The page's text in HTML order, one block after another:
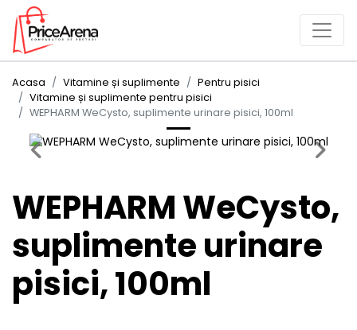
Acasa Vitamine și suplimente
Pentru pisici
Vitamine și suplimente pentru pisici
WEPHARM WeCysto, suplimente urinare pisici, 100ml
Previous Next
WEPHARM WeCysto,
suplimente urinare
pisici, 100ml